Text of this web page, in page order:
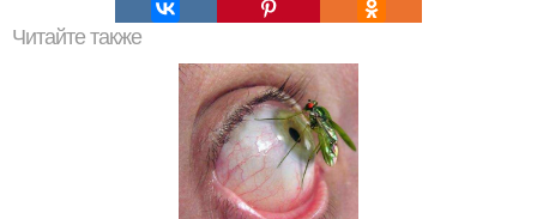
Читайте также